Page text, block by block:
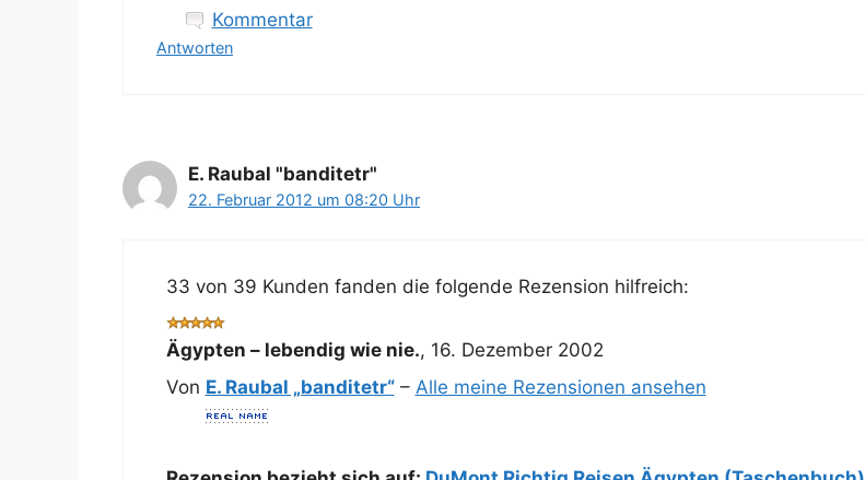
Kommentar
Antworten
E. Raubal "banditetr"
22. Februar 2012 um 08:20 Uhr
33 von 39 Kunden fanden die folgende Rezension hilfreich:
Ägypten – lebendig wie nie., 16. Dezember 2002
Von E. Raubal „banditetr“– Alle meine Rezensionen ansehen